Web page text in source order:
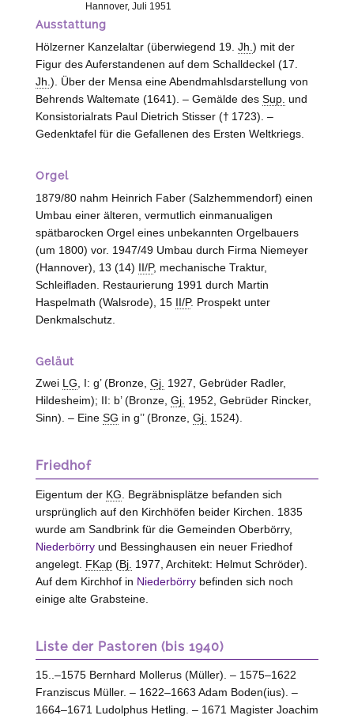
Hannover, Juli 1951
Ausstattung
Hölzerner Kanzelaltar (überwiegend 19. Jh. ) mit der
Figur des Auferstandenen auf dem Schalldeckel (17.
Jh. ). Über der Mensa eine Abendmahlsdarstellung von
Behrends Waltemate (1641). – Gemälde des Sup. und
Konsistorialrats Paul Dietrich Stisser († 1723). –
Gedenktafel für die Gefallenen des Ersten Weltkriegs.
Orgel
1879/80 nahm Heinrich Faber (Salzhemmendorf) einen
Umbau einer älteren, vermutlich einmanualigen
spätbarocken Orgel eines unbekannten Orgelbauers
(um 1800) vor. 1947/49 Umbau durch Firma Niemeyer
(Hannover), 13 (14) II/P, mechanische Traktur,
Schleifladen. Restaurierung 1991 durch Martin
Haspelmath (Walsrode), 15 II/P. Prospekt unter
Denkmalschutz.
Geläut
Zwei LG, I: g’ (Bronze, Gj. 1927, Gebrüder Radler,
Hildesheim); II: b’ (Bronze, Gj. 1952, Gebrüder Rincker,
Sinn). – Eine SG in g’’ (Bronze, Gj. 1524).
Friedhof
Eigentum der KG . Begräbnisplätze befanden sich
ursprünglich auf den Kirchhöfen beider Kirchen. 1835
wurde am Sandbrink für die Gemeinden Oberbörry,
Niederbörryund Bessinghausen ein neuer Friedhof
angelegt. FKap(Bj. 1977, Architekt: Helmut Schröder).
Auf dem Kirchhof in Niederbörrybefinden sich noch
einige alte Grabsteine.
Liste der Pastoren (bis 1940)
15..–1575 Bernhard Mollerus (Müller). – 1575–1622
Franziscus Müller. – 1622–1663 Adam Boden(ius). –
1664–1671 Ludolphus Hetling. – 1671 Magister Joachim